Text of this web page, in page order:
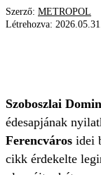
Szerző: METROPOL
Létrehozva:
Szoboszlai
édesapjának
Ferencváros idei
cikk érdekelte